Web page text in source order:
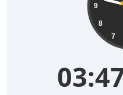
7
8
9